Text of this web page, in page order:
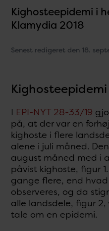
Kighosteepidemi i
Klamydia 2018
Senest redigeret den 18.
I EPI-NYT 28-33/19
på, at der var en
kighoste i flere
alene i juli måned.
august måned med i
påvist kighoste, figur
gange flere, end
observeres, og da
alle landsdele, figur
tale om en epidemi.